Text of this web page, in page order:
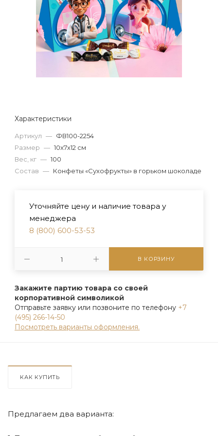
Характеристики
Артикул — ФВ100-2254
Размер — 10х7х12 см
Вес, кг — 100
Состав — Конфеты «Сухофрукты» в горьком шоколаде
Уточняйте цену и наличие товара у
менеджера
8 (800) 600-53-53
В КОРЗИНУ
Закажите партию товара со своей
корпоративной символикой
Отправьте заявку или позвоните по телефону +7
(495) 266-14-50
Посмотреть варианты оформления.
КАК КУПИТЬ
Предлагаем два варианта: